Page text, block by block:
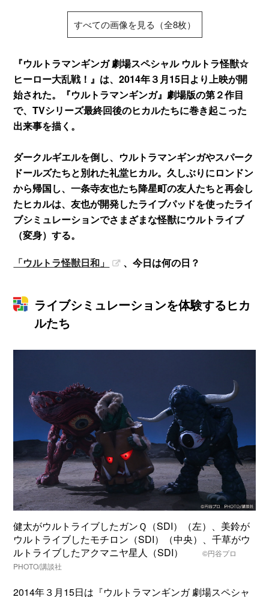
すべての画像を見る（全8枚）
『ウルトラマンギンガ 劇場スペシャル ウルトラ怪獣☆
ヒーロー大乱戦！』は、2014年３月15日より上映が開
始された。『ウルトラマンギンガ』劇場版の第２作目
で、TVシリーズ最終回後のヒカルたちに巻き起こった
出来事を描く。
ダークルギエルを倒し、ウルトラマンギンガやスパーク
ドールズたちと別れた礼堂ヒカル。久しぶりにロンドン
から帰国し、一条寺友也たち降星町の友人たちと再会し
たヒカルは、友也が開発したライブパッドを使ったライ
ブシミュレーションでさまざまな怪獣にウルトライブ
（変身）する。
「ウルトラ怪獣日和」
、今日は何の日？
ライブシミュレーションを体験するヒカ
ルたち
健太がウルトライブしたガンＱ（SDI）（左）、美鈴が
ウルトライブしたモチロン（SDI）（中央）、千草がウ
ルトライブしたアクマニヤ星人（SDI）©円谷プロ
PHOTO/講談社
2014年３月15日は『ウルトラマンギンガ 劇場スペシャ